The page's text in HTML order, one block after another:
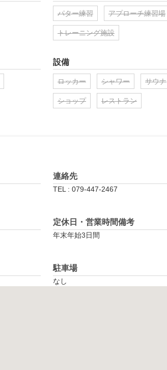
パター練習 アプローチ練習場
トレーニング施設
設備
ロッカー シャワー サウナ
ショップ レストラン
連絡先
TEL : 079-447-2467
定休日・営業時間備考
年末年始3日間
駐車場
なし